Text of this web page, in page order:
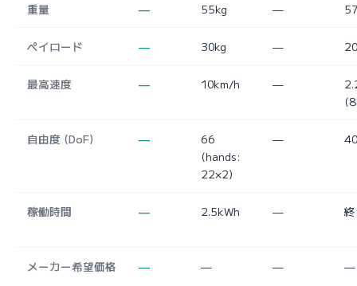
重量 — 55kg —
ペイロード — 30kg —
最高速度 — 10km/h —
自由度 (DoF) —
66
(hands:
22×2)
—
稼働時間 — 2.5kWh —
メーカー希望価格 — — — —